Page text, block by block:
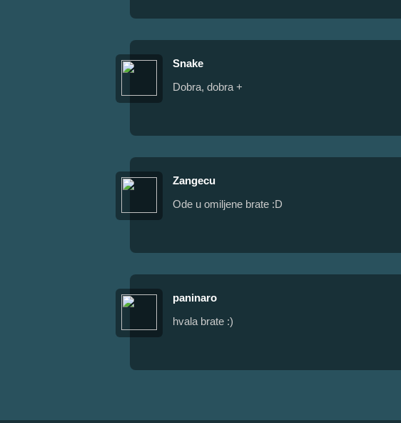
Snake
Dobra, dobra +
Zangecu
Ode u omiljene brate :D
paninaro
hvala brate :)